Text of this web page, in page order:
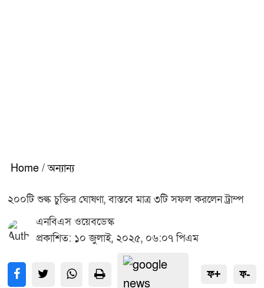
Home / অন্যান্য
২০০টি শুল্ক চুক্তির ঘোষণা, বাস্তবে মাত্র ৩টি সফল করলেন ট্রাম্প
এনবিএস ওয়েবডেস্ক
প্রকাশিত: ১০ জুলাই, ২০২৫, ০৬:০৭ পিএম
ফ+ ফ-